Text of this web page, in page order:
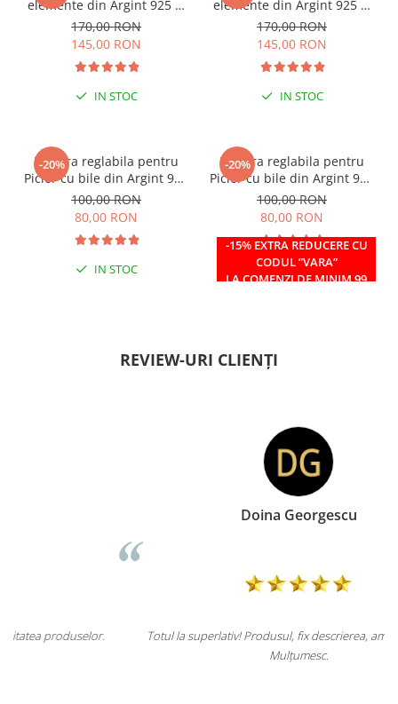
elemente din Argint 925 si
margele Miyuki, multicolor
170,00 RON
145,00 RON
IN STOC
elemente din Argint 925 si
margele Miyuki, verde/kiwi
170,00 RON
145,00 RON
IN STOC
-20%
Bratara reglabila pentru
Picior cu bile din Argint 925
si margele Miyuki rosii
100,00 RON
80,00 RON
IN STOC
-20%
-15% EXTRA REDUCERE CU
CODUL ”VARA”
LA COMENZI DE MINIM 99
Bratara reglabila pentru
Picior cu bile din Argint 925
si margele Miyuki verzi
100,00 RON
80,00 RON
IN STOC
REVIEW-URI CLIENȚI
Doina Georgescu
Totul la superlativ! Produsul, fix descrierea, ambalaj, livrare.